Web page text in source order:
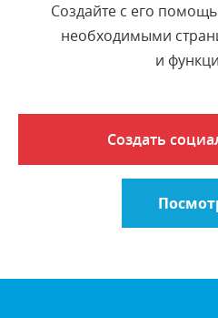
Создайте с его
необходимыми
и
Создать